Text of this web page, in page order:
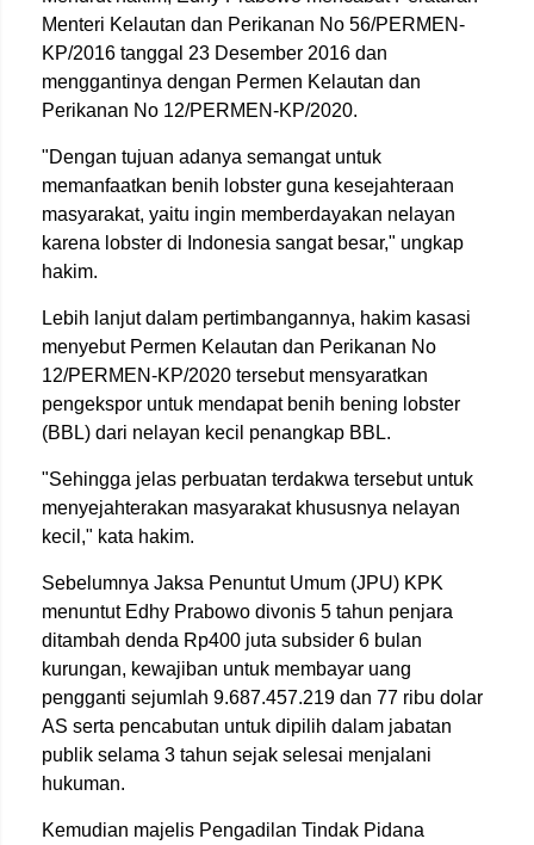
Menteri Kelautan dan Perikanan No 56/PERMEN-
KP/2016 tanggal 23 Desember 2016 dan
menggantinya dengan Permen Kelautan dan
Perikanan No 12/PERMEN-KP/2020.
"Dengan tujuan adanya semangat untuk
memanfaatkan benih lobster guna kesejahteraan
masyarakat, yaitu ingin memberdayakan nelayan
karena lobster di Indonesia sangat besar," ungkap
hakim.
Lebih lanjut dalam pertimbangannya, hakim kasasi
menyebut Permen Kelautan dan Perikanan No
12/PERMEN-KP/2020 tersebut mensyaratkan
pengekspor untuk mendapat benih bening lobster
(BBL) dari nelayan kecil penangkap BBL.
"Sehingga jelas perbuatan terdakwa tersebut untuk
menyejahterakan masyarakat khususnya nelayan
kecil," kata hakim.
Sebelumnya Jaksa Penuntut Umum (JPU) KPK
menuntut Edhy Prabowo divonis 5 tahun penjara
ditambah denda Rp400 juta subsider 6 bulan
kurungan, kewajiban untuk membayar uang
pengganti sejumlah 9.687.457.219 dan 77 ribu dolar
AS serta pencabutan untuk dipilih dalam jabatan
publik selama 3 tahun sejak selesai menjalani
hukuman.
Kemudian majelis Pengadilan Tindak Pidana